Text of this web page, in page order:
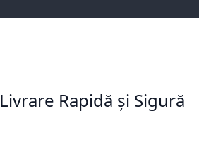
Livrare Rapidă și Sigură